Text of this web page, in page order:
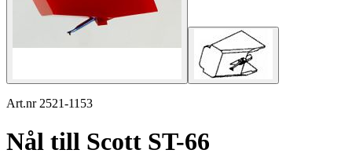
Art.nr 2521-1153
Nål till Scott ST-66